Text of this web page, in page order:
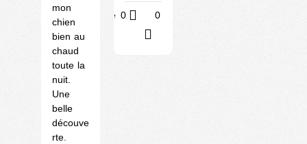
mon
chien
bien au
chaud
toute la
nuit.
Une
belle
découve
rte.
Utile 0 0